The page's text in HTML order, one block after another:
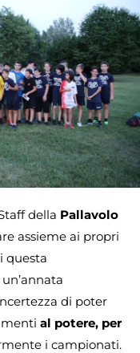
della Pallavolo
assieme ai propri
questa
di poter
al potere, per
i campionati.